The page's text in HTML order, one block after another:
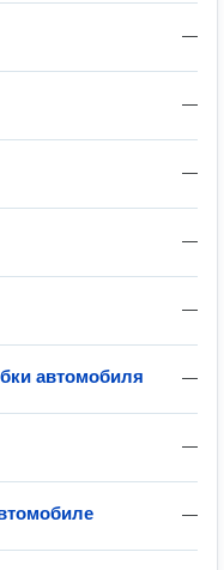
—
—
—
—
—
—
автомобиля
—
—